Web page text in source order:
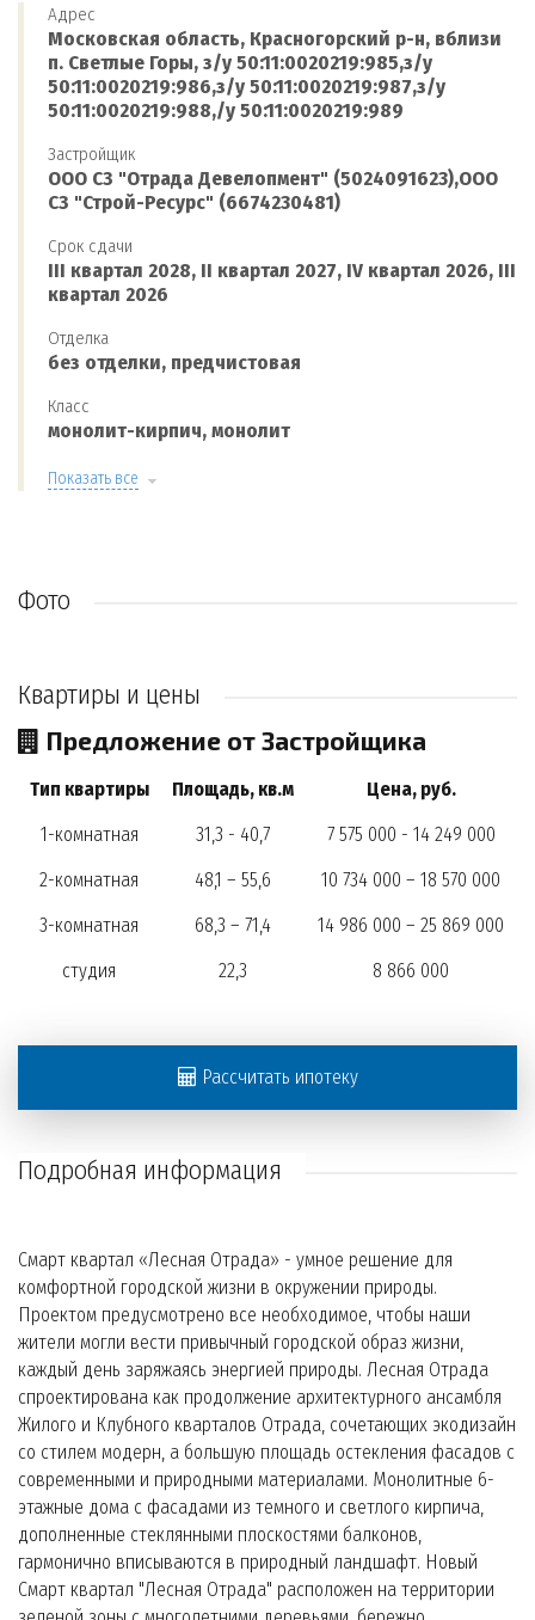
Адрес
Московская область, Красногорский р-н, вблизи
п. Светлые Горы, з/у 50:11:0020219:985,з/у
50:11:0020219:986,з/у 50:11:0020219:987,з/у
50:11:0020219:988,/у 50:11:0020219:989
Застройщик
ООО СЗ "Отрада Девелопмент" (5024091623),ООО
СЗ "Строй-Ресурс" (6674230481)
Срок сдачи
III квартал 2028, II квартал 2027, IV квартал 2026, III
квартал 2026
Отделка
без отделки, предчистовая
Класс
монолит-кирпич, монолит
Показать все
Фото
Квартиры и цены
Предложение от Застройщика
Тип квартиры Площадь, кв.м
Цена, руб.
1-комнатная
31,3 - 40,7
7 575 000 - 14 249 000
2-комнатная
48,1 – 55,6
10 734 000 – 18 570 000
3-комнатная
68,3 – 71,4
14 986 000 – 25 869 000
студия
22,3 8 866 000
Рассчитать ипотеку
Подробная информация
Смарт квартал «Лесная Отрада» - умное решение для
комфортной городской жизни в окружении природы.
Проектом предусмотрено все необходимое, чтобы наши
жители могли вести привычный городской образ жизни,
каждый день заряжаясь энергией природы. Лесная Отрада
спроектирована как продолжение архитектурного ансамбля
Жилого и Клубного кварталов Отрада, сочетающих экодизайн
со стилем модерн, а большую площадь остекления фасадов с
современными и природными материалами. Монолитные 6-
этажные дома с фасадами из темного и светлого кирпича,
дополненные стеклянными плоскостями балконов,
гармонично вписываются в природный ландшафт. Новый
Смарт квартал "Лесная Отрада" расположен на территории